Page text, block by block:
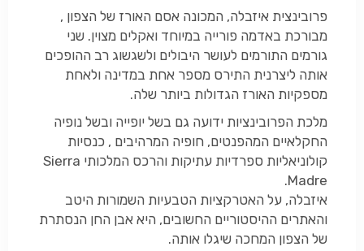
פרובינצית איזבלה, המכונה אסם האורז של הצפון ,
מבורכת באדמה פורייה במיוחד ואקלים מצוין. שני
גורמים התורמים לעושר היבולים ולשגשוג רב ההופכים
אותה ליצרנית התירס מספר אחת במדינה ולאחת
מספקיות האורז הגדולות ביותר שלה.
מלכת הפרובינציות ידועה גם בשל יופייה ובשל נופיה
החקלאיים המהפנטים, חופיה המרהיבים , כנסיות
קולוניאליות ספרדיות עתיקות והרכס המלכותי Sierra
Madre.
איזבלה, על האטרקציות הטבעיות השמורות היטב
והאתרים ההיסטוריים החשובים, היא אבן החן הנסתרת
של הצפון המחכה שיגלו אותה.